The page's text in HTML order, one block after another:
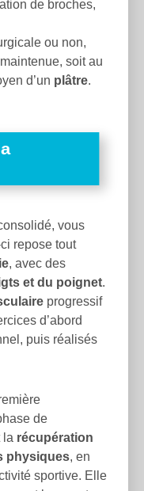
de broches,
ou non,
soit au
d’un plâtre.
vous
repose tout
, avec des
et du poignet.
progressif
d’abord
puis réalisés
de
la récupération
physiques, en
sportive. Elle